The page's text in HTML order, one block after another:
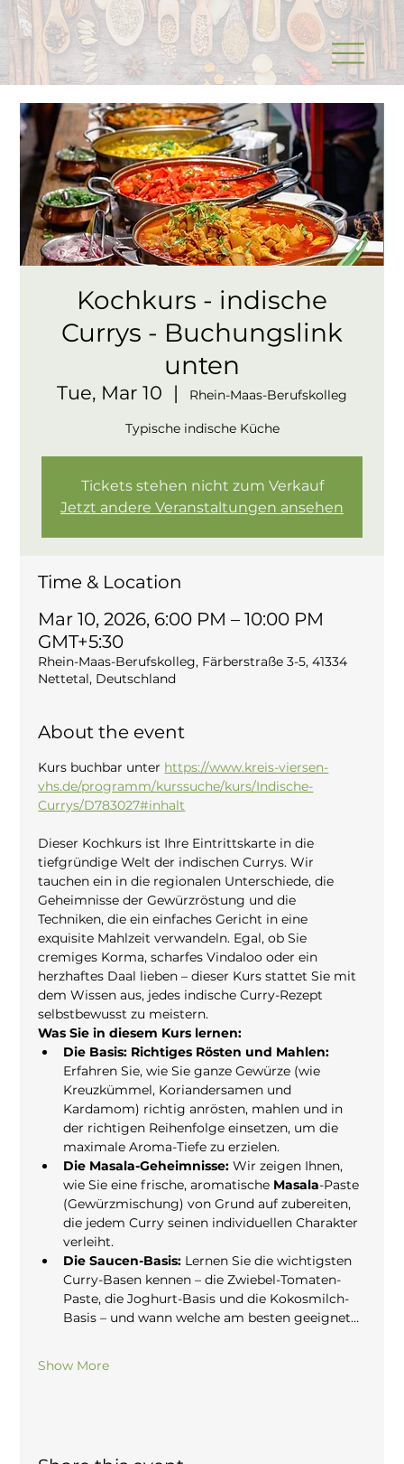
Kochkurs - indische
Currys - Buchungslink
unten
Tue, Mar 10
  |
Rhein-Maas-Berufskolleg
Typische indische Küche
Tickets stehen nicht zum Verkauf
Jetzt andere Veranstaltungen ansehen
Time & Location
Mar 10, 2026, 6:00 PM – 10:00 PM
GMT+5:30
Rhein-Maas-Berufskolleg, Färberstraße 3-5, 41334
Nettetal, Deutschland
About the event
Kurs buchbar unter https://www.kreis-viersen-
vhs.de/programm/kurssuche/kurs/Indische-
Currys/D783027#inhalt
Dieser Kochkurs ist Ihre Eintrittskarte in die
tiefgründige Welt der indischen Currys. Wir
tauchen ein in die regionalen Unterschiede, die
Geheimnisse der Gewürzröstung und die
Techniken, die ein einfaches Gericht in eine
exquisite Mahlzeit verwandeln. Egal, ob Sie
cremiges Korma, scharfes Vindaloo oder ein
herzhaftes Daal lieben – dieser Kurs stattet Sie mit
dem Wissen aus, jedes indische Curry-Rezept
selbstbewusst zu meistern.
Was Sie in diesem Kurs lernen:
Die Basis: Richtiges Rösten und Mahlen:
Erfahren Sie, wie Sie ganze Gewürze (wie
Kreuzkümmel, Koriandersamen und
Kardamom) richtig anrösten, mahlen und in
der richtigen Reihenfolge einsetzen, um die
maximale Aroma-Tiefe zu erzielen.
Die Masala-Geheimnisse: Wir zeigen Ihnen,
wie Sie eine frische, aromatische Masala-Paste
(Gewürzmischung) von Grund auf zubereiten,
die jedem Curry seinen individuellen Charakter
verleiht.
Die Saucen-Basis: Lernen Sie die wichtigsten
Curry-Basen kennen – die Zwiebel-Tomaten-
Paste, die Joghurt-Basis und die Kokosmilch-
Basis – und wann welche am besten geeignet…
Show More